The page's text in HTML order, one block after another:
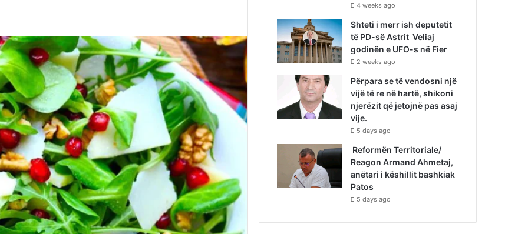
4 weeks ago
Shteti i merr ish deputetit
të PD-së Astrit Veliaj
godinën e UFO-s në Fier
2 weeks ago
Përpara se të vendosni një
vijë të re në hartë, shikoni
njerëzit që jetojnë pas asaj
vije.
5 days ago
Reformën Territoriale/
Reagon Armand Ahmetaj,
anëtari i këshillit bashkiak
Patos
5 days ago